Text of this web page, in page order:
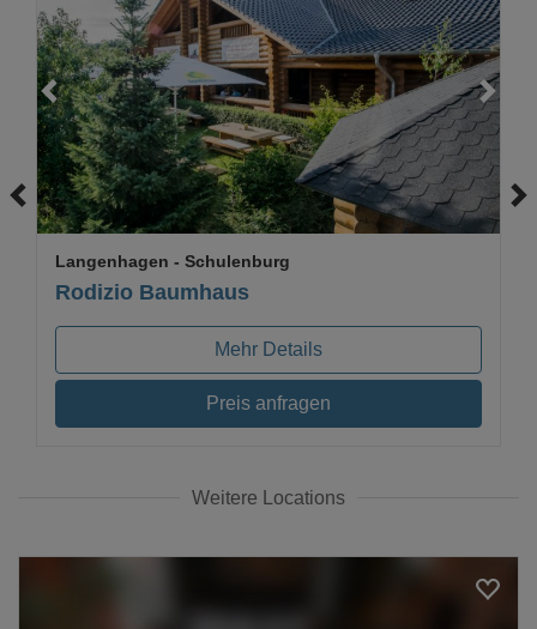
Loading...
Rodizio Baumhaus
Langenhagen - Schulenburg
Mehr Details
Preis anfragen
Weitere Locations